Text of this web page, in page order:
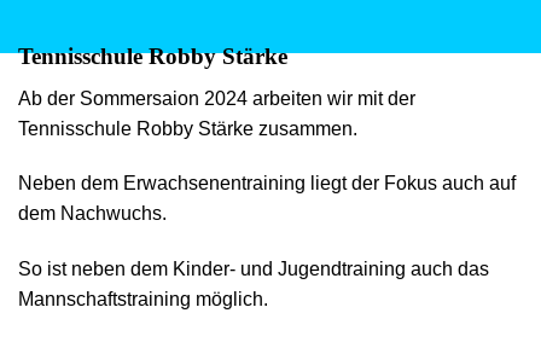
Tennisschule Robby Stärke
Ab der Sommersaion 2024 arbeiten wir mit der
Tennisschule Robby Stärke zusammen.
Neben dem Erwachsenentraining liegt der Fokus auch auf
dem Nachwuchs.
So ist neben dem Kinder- und Jugendtraining auch das
Mannschaftstraining möglich.